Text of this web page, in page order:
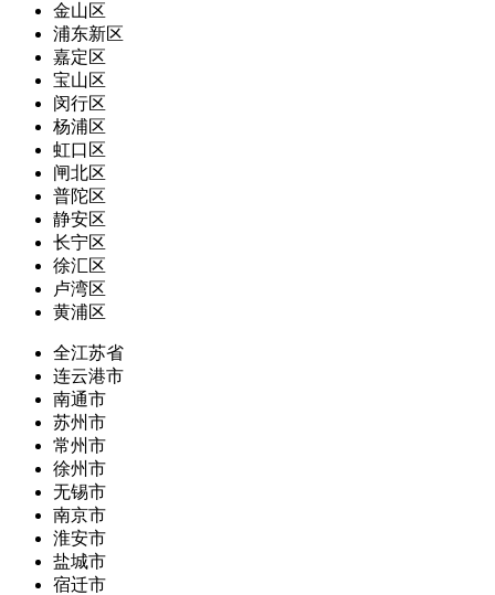
金山区
浦东新区
嘉定区
宝山区
闵行区
杨浦区
虹口区
闸北区
普陀区
静安区
长宁区
徐汇区
卢湾区
黄浦区
全江苏省
连云港市
南通市
苏州市
常州市
徐州市
无锡市
南京市
淮安市
盐城市
宿迁市